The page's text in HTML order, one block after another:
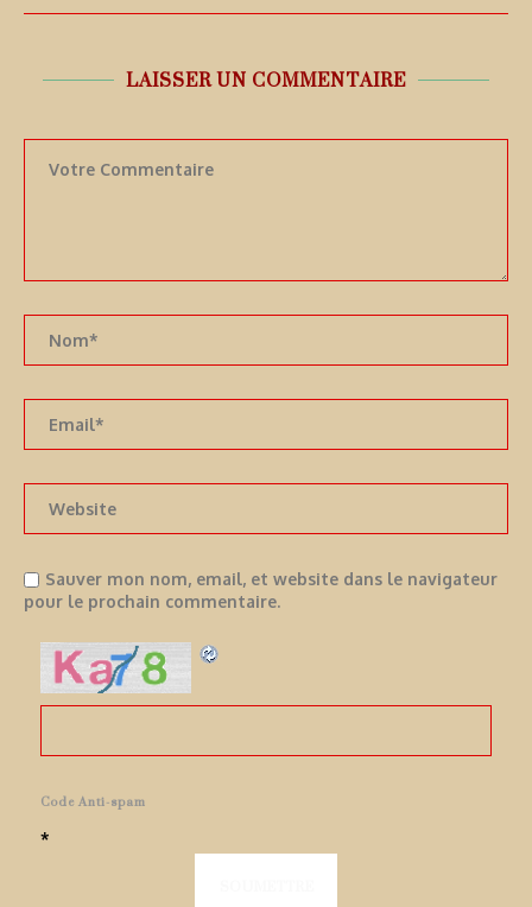
LAISSER UN COMMENTAIRE
Sauver mon nom, email, et website dans le navigateur
pour le prochain commentaire.
Code Anti-spam
*